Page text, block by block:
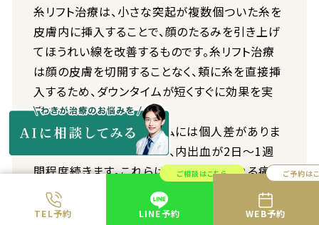
TEL予約
ご相談はこちら
LINE予約
ご予約は
WEB予約
糸リフト治療は、小さな突起が複数個ついた糸を
皮膚内に挿入することで、顔のたるみを引き上げ
てほうれい線を改善するものです。糸リフト治療
は顔の皮膚を切開することなく、頬に糸を直接挿
入するため、ダウンタイムが短くすぐに効果を実
感できます。
糸リフト治療のダウンタイムには個人差がありま
すが、一般的に腫れや痛み、内出血が2日～1週
間程度続きます。これらは術後に処方される痛み
止めの服用によって抑えられ、化粧でごまかせる
程度のものに留まる場合が多いため、手術翌日